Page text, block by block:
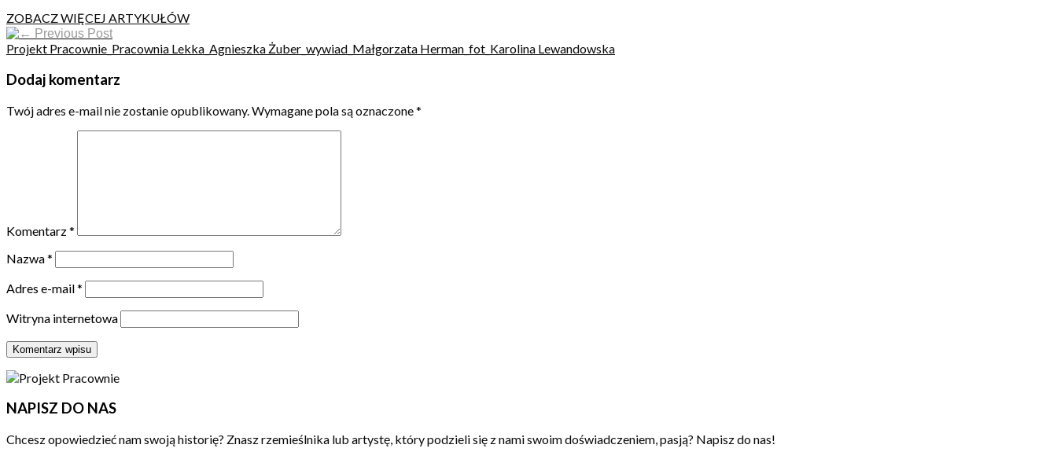
ZOBACZ WIĘCEJ ARTYKUŁÓW
Previous Post
Projekt Pracownie_Pracownia Lekka_Agnieszka Żuber_wywiad_Małgorzata Herman_fot_Karolina Lewandowska
Dodaj komentarz
Twój adres e-mail nie zostanie opublikowany. Wymagane pola są oznaczone*
Komentarz*
Nazwa*
Adres e-mail*
Witryna internetowa
NAPISZ DO NAS
Chcesz opowiedzieć nam swoją historię? Znasz rzemieślnika lub artystę, który podzieli się z nami swoim doświadczeniem, pasją? Napisz do nas!